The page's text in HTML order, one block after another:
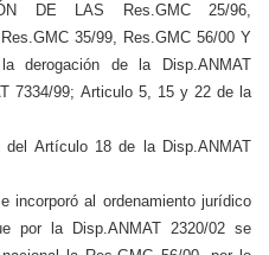
DE LAS Res.GMC 25/96,
35/99, Res.GMC 56/00 Y
derogación de la Disp.ANMAT
7334/99; Articulo 5, 15 y 22 de la
Artículo 18 de la Disp.ANMAT
incorporó al ordenamiento jurídico
por la Disp.ANMAT 2320/02 se